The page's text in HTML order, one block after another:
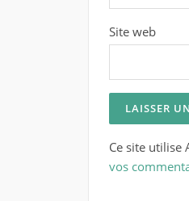
Site web
Ce site utilise
vos